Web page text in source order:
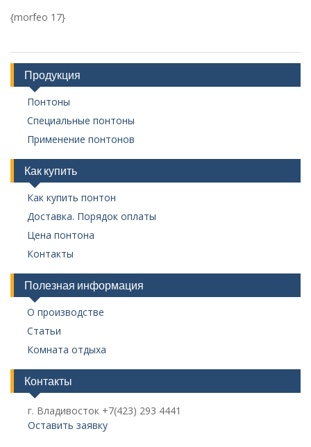
{morfeo 17}
Продукция
Понтоны
Специальные понтоны
Применение понтонов
Как купить
Как купить понтон
Доставка. Порядок оплаты
Цена понтона
Контакты
Полезная информация
О производстве
Статьи
Комната отдыха
Контакты
г. Владивосток +7(423) 293 4441
Оставить заявку